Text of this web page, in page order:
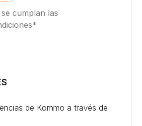
cumplan las
de Kommo a través de